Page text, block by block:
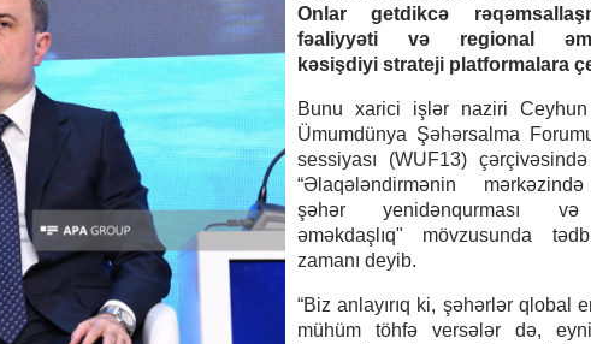
Onlar getdikcə
fəaliyyəti və regional
kəsişdiyi strateji platformalara
Bunu xarici işlər naziri Ceyhun
Ümumdünya Şəhərsalma
sessiyası (WUF13)
“Əlaqələndirmənin
şəhər yenidənqurması və
əməkdaşlıq" mövzusunda
zamanı deyib.
“Biz anlayırıq ki, şəhərlər qlobal
mühüm töhfə versələr də,